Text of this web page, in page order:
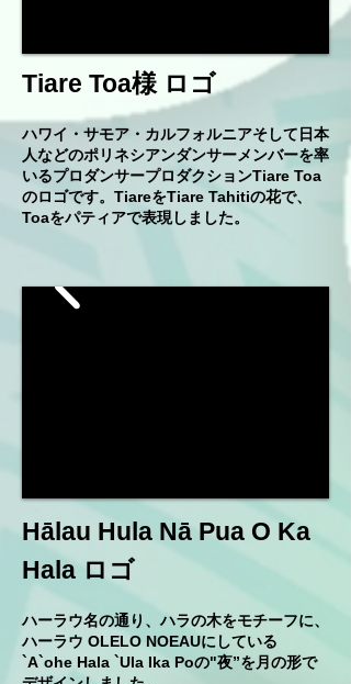
Tiare Toa様 ロゴ
ハワイ・サモア・カルフォルニアそして日本
人などのポリネシアンダンサーメンバーを率
いるプロダンサープロダクションTiare Toa
のロゴです。TiareをTiare Tahitiの花で、
Toaをパティアで表現しました。
Hālau Hula Nā Pua O Ka
Hala ロゴ
ハーラウ名の通り、ハラの木をモチーフに、
ハーラウ OLELO NOEAUにしている
`A`ohe Hala `Ula Ika Poの"夜”を月の形で